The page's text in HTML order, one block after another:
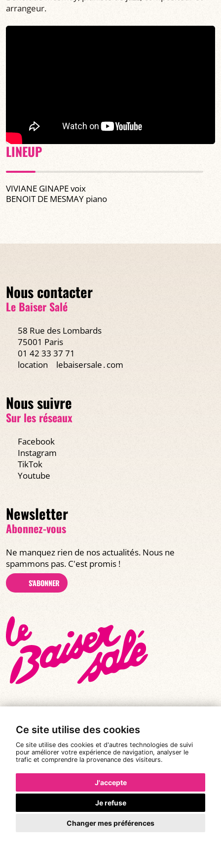
Ce site utilise des cookies
Ce site utilise des cookies et d'autres technologies de suivi
pour améliorer votre expérience de navigation, analyser le
trafic et comprendre la provenance des visiteurs.
J'accepte
Je refuse
Changer mes préférences
arrangeur.
LINEUP
VIVIANE GINAPE voix
BENOIT DE MESMAY piano
Nous contacter
Le Baiser Salé
58 Rue des Lombards
75001 Paris
01 42 33 37 71
location
lebaisersale․com
Nous suivre
Sur les réseaux
Facebook
Instagram
TikTok
Youtube
Newsletter
Abonnez-vous
Ne manquez rien de nos actualités. Nous ne
spammons pas. C'est promis !
S'ABONNER
© Tous droits réservés 2026 |
Le Baiser Salé
Mentions légales
Politique de confidentialité
Conditions Générales de Vente
Réalisation :Pixéine